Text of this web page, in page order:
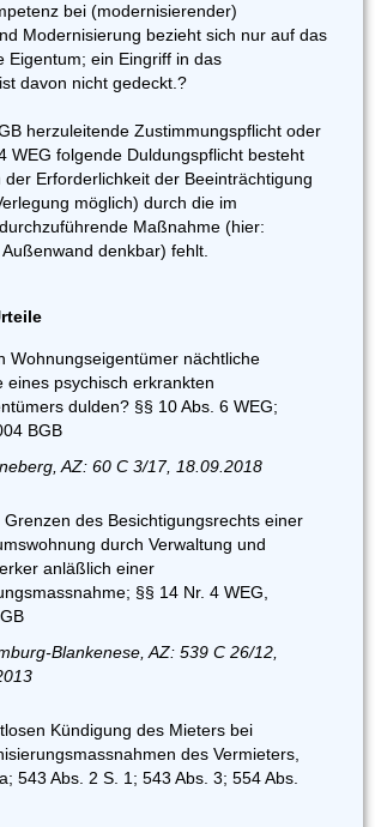
bei (modernisierender)
Modernisierung bezieht sich nur auf das
Eigentum; ein Eingriff in das
davon nicht gedeckt.?
herzuleitende Zustimmungspflicht oder
WEG folgende Duldungspflicht besteht
der Erforderlichkeit der Beeinträchtigung
möglich) durch die im
Maßnahme (hier:
denkbar) fehlt.
Wohnungseigentümer nächtliche
eines psychisch erkrankten
dulden? §§ 10 Abs. 6 WEG;
BGB
AZ: 60 C 3/17, 18.09.2018
Grenzen des Besichtigungsrechts einer
durch Verwaltung und
anläßlich einer
§§ 14 Nr. 4 WEG,
Blankenese, AZ: 539 C 26/12,
Kündigung des Mieters bei
des Vermieters,
543 Abs. 2 S. 1; 543 Abs. 3; 554 Abs.